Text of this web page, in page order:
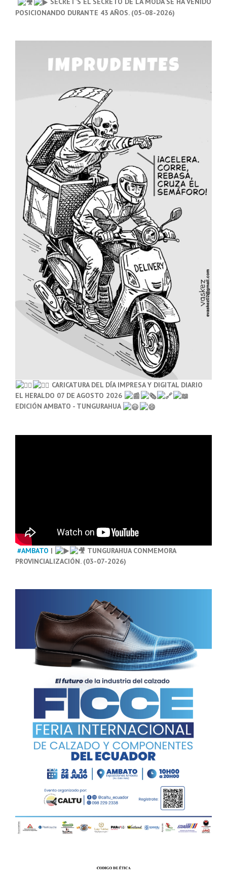
POSICIONANDO DURANTE 43 AÑOS. (05-08-2026)
CARICATURA DEL DÍA IMPRESA Y DIGITAL DIARIO
EL HERALDO 07 DE AGOSTO 2026
EDICIÓN AMBATO - TUNGURAHUA
#AMBATO |
TUNGURAHUA CONMEMORA
PROVINCIALIZACIÓN. (03-07-2026)